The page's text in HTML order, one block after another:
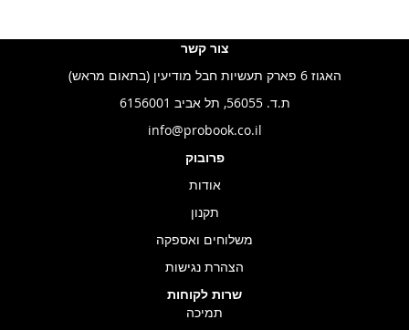
צור קשר
האגוז 6 פארק תעשיות חבל מודיעין (בתאום מראש)
ת.ד. 56055, תל אביב 6156001
info@probook.co.il
פרובוק
אודות
תקנון
משלוחים ואספקה
הצהרת נגישות
שרות לקוחות
תמיכה